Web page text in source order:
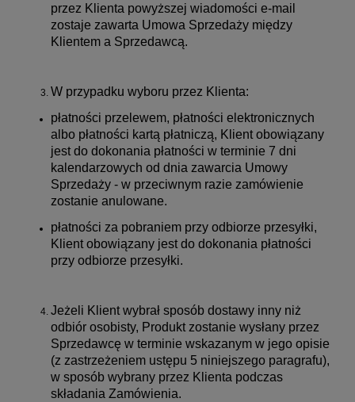
przez Klienta powyższej wiadomości e-mail
zostaje zawarta Umowa Sprzedaży między
Klientem a Sprzedawcą.
W przypadku wyboru przez Klienta:
płatności przelewem, płatności elektronicznych
albo płatności kartą płatniczą, Klient obowiązany
jest do dokonania płatności w terminie 7 dni
kalendarzowych od dnia zawarcia Umowy
Sprzedaży - w przeciwnym razie zamówienie
zostanie anulowane.
płatności za pobraniem przy odbiorze przesyłki,
Klient obowiązany jest do dokonania płatności
przy odbiorze przesyłki.
Jeżeli Klient wybrał sposób dostawy inny niż
odbiór osobisty, Produkt zostanie wysłany przez
Sprzedawcę w terminie wskazanym w jego opisie
(z zastrzeżeniem ustępu 5 niniejszego paragrafu),
w sposób wybrany przez Klienta podczas
składania Zamówienia.